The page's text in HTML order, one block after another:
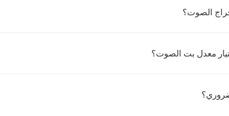
الصوت؟
معدل بت الصوت؟